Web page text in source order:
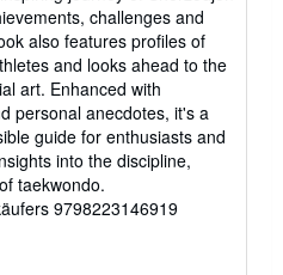
challenges and
also features profiles of
and looks ahead to the
art. Enhanced with
personal anecdotes, it's a
guide for enthusiasts and
into the discipline,
taekwondo.
9798223146919